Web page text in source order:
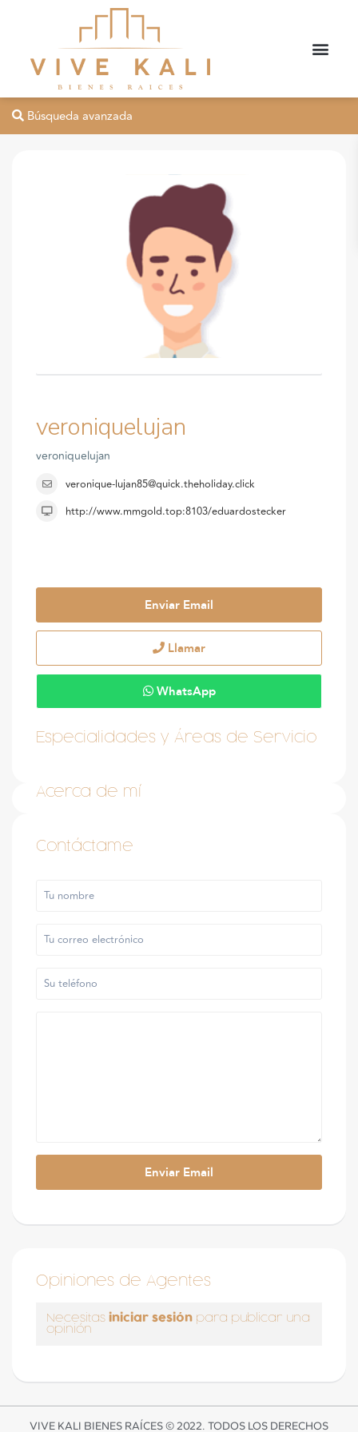
Búsqueda avanzada
veroniquelujan
veroniquelujan
veronique-lujan85@quick.theholiday.click
http://www.mmgold.top:8103/eduardostecker
Enviar Email
Llamar
WhatsApp
Especialidades y Áreas de Servicio
Acerca de mí
Contáctame
Opiniones de Agentes
Necesitas iniciar sesión para publicar una
opinión
VIVE KALI BIENES RAÍCES © 2022. TODOS LOS DERECHOS